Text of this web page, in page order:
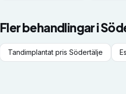
Fler behandlingar i
Tandimplantat pris Södertälje